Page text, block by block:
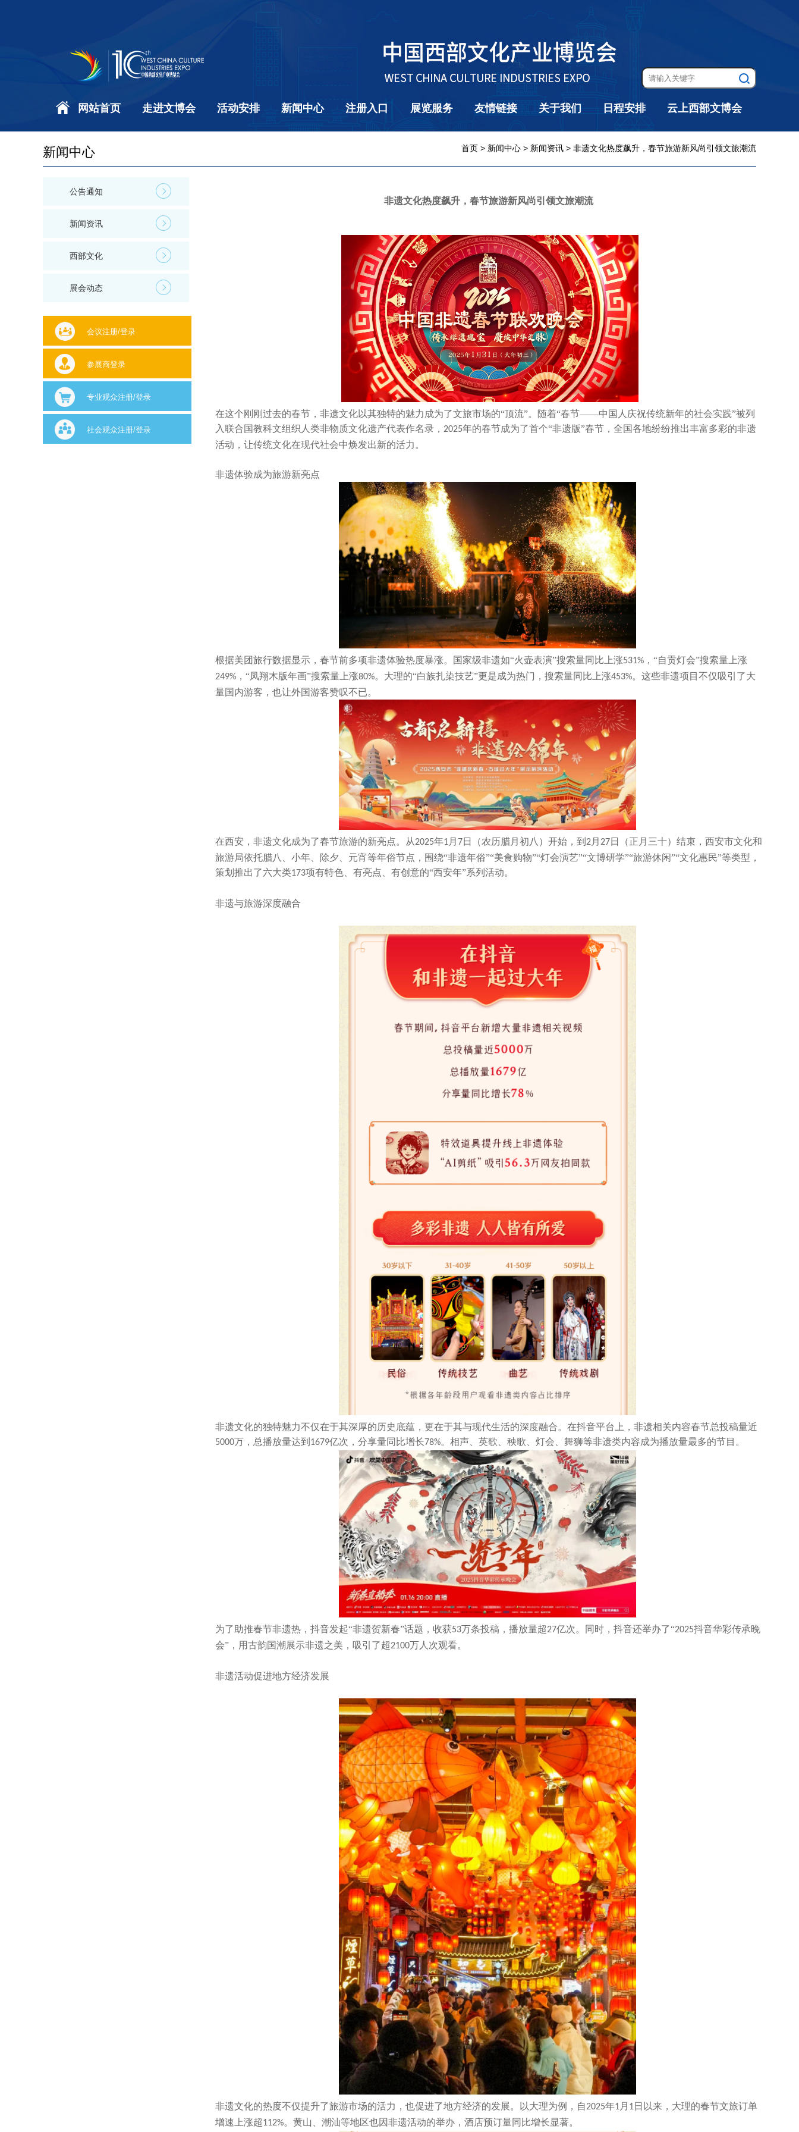
网站首页 走进文博会 活动安排 新闻中心 注册入口 展览服务 友情链接 关于我们 日程安排 云上西部文博会
新闻中心 首页 > 新闻中心 > 新闻资讯 > 非遗文化热度飙升，春节旅游新风尚引领文旅潮流
公告通知
新闻资讯
西部文化
展会动态
会议注册/登录
参展商登录
专业观众注册/登录
社会观众注册/登录
非遗文化热度飙升，春节旅游新风尚引领文旅潮流
在这个刚刚过去的春节，非遗文化以其独特的魅力成为了文旅市场的“顶流”。随着“春节——中国人庆祝传统新年的社会实践”被列
入联合国教科文组织人类非物质文化遗产代表作名录， 2025年的春节成为了首个“非遗版”春节，全国各地纷纷推出丰富多彩的非遗
活动，让传统文化在现代社会中焕发出新的活力。
非遗体验成为旅游新亮点
根据美团旅行数据显示，春节前多项非遗体验热度暴涨。国家级非遗如“火壶表演”搜索量同比上涨531% ，“自贡灯会”搜索量上涨
249% ，“凤翔木版年画”搜索量上涨80%。大理的“白族扎染技艺”更是成为热门，搜索量同比上涨453%。这些非遗项目不仅吸引了大
量国内游客，也让外国游客赞叹不已。
在西安，非遗文化成为了春节旅游的新亮点。从2025年1月 7日（农历腊月初八）开始，到 2月 27日（正月三十）结束，西安市文化和
旅游局依托腊八、小年、除夕、元宵等年俗节点，围绕“非遗年俗”“美食购物”“灯会演艺”“文博研学”“旅游休闲”“文化惠民”等类型，
策划推出了六大类173项有特色、有亮点、有创意的“西安年”系列活动。
非遗与旅游深度融合
非遗文化的独特魅力不仅在于其深厚的历史底蕴，更在于其与现代生活的深度融合。在抖音平台上，非遗相关内容春节总投稿量近
5000万，总播放量达到 1679亿次，分享量同比增长78%。相声、英歌、秧歌、灯会、舞狮等非遗类内容成为播放量最多的节目。
为了助推春节非遗热，抖音发起“非遗贺新春”话题，收获53万条投稿，播放量超27亿次。同时，抖音还举办了“2025抖音华彩传承晚
会”，用古韵国潮展示非遗之美，吸引了超2100万人次观看。
非遗活动促进地方经济发展
非遗文化的热度不仅提升了旅游市场的活力，也促进了地方经济的发展。以大理为例，自2025年1月 1日以来，大理的春节文旅订单
增速上涨超112%。黄山、潮汕等地区也因非遗活动的举办，酒店预订量同比增长显著。